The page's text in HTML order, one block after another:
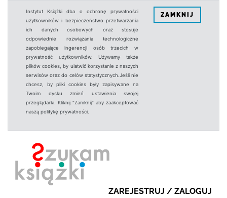
Instytut Książki dba o ochronę prywatności
użytkowników i bezpieczeństwo przetwarzania
ich danych osobowych oraz stosuje
odpowiednie rozwiązania technologiczne
zapobiegające ingerencji osób trzecich w
prywatność użytkowników. Używamy także
plików cookies, by ułatwić korzystanie z naszych
serwisów oraz do celów statystycznych.Jeśli nie
chcesz, by pliki cookies były zapisywane na
Twoim dysku zmień ustawienia swojej
przeglądarki. Kliknij "Zamknij" aby zaakceptować
naszą politykę prywatności.
ZAMKNIJ
ZAREJESTRUJ / ZALOGUJ